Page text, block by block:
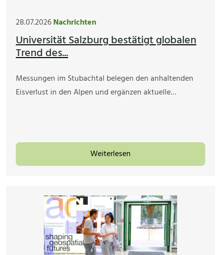
28.07.2026Nachrichten
Universität Salzburg bestätigt globalen
Trend des...
Messungen im Stubachtal belegen den anhaltenden
Eisverlust in den Alpen und ergänzen aktuelle…
Weiterlesen